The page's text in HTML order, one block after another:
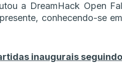
a DreamHack Open
conhecendo-se
inaugurais